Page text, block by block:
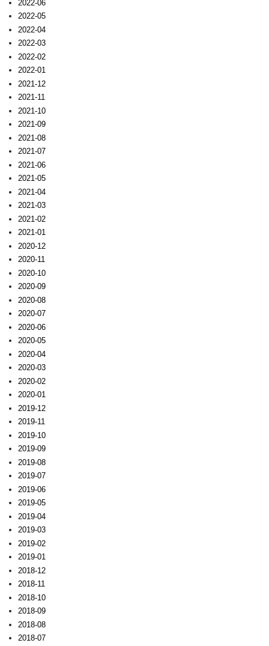
2022-06
2022-05
2022-04
2022-03
2022-02
2022-01
2021-12
2021-11
2021-10
2021-09
2021-08
2021-07
2021-06
2021-05
2021-04
2021-03
2021-02
2021-01
2020-12
2020-11
2020-10
2020-09
2020-08
2020-07
2020-06
2020-05
2020-04
2020-03
2020-02
2020-01
2019-12
2019-11
2019-10
2019-09
2019-08
2019-07
2019-06
2019-05
2019-04
2019-03
2019-02
2019-01
2018-12
2018-11
2018-10
2018-09
2018-08
2018-07